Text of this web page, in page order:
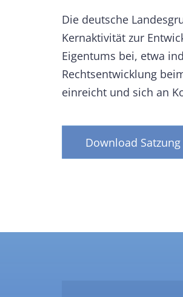
Die deutsche
Kernaktivität zur
Eigentums bei, etwa
Rechtsentwicklung
einreicht und sich an
Download Satzung